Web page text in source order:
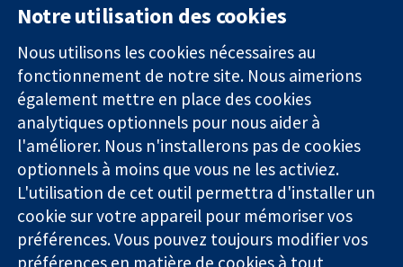
Des données
probantes.
Des décisions
éclairées.
Une meilleure
santé.
11-13 Cavendish
Square
Londres
W1G0AN
Royaume-Uni
nous
Actualités
Service de
presse
Qui sommes-
nous
Offres
d'emploi
Library
Notre utilisation des cookies
Nous utilisons les cookies nécessaires au
fonctionnement de notre site. Nous aimerions
également mettre en place des cookies
analytiques optionnels pour nous aider à
l'améliorer. Nous n'installerons pas de cookies
optionnels à moins que vous ne les activiez.
L'utilisation de cet outil permettra d'installer un
cookie sur votre appareil pour mémoriser vos
préférences. Vous pouvez toujours modifier vos
préférences en matière de cookies à tout